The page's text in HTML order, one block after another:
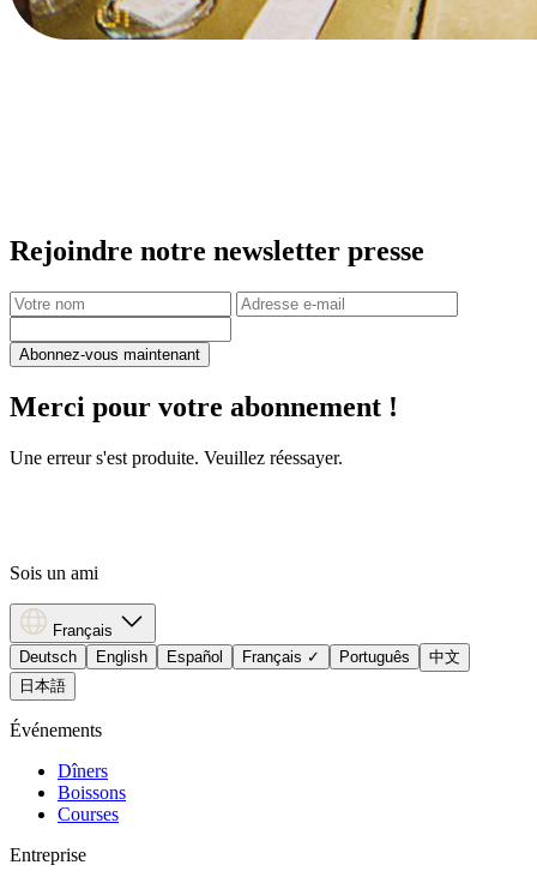
Rejoindre notre newsletter presse
Abonnez-vous maintenant
Merci pour votre abonnement !
Une erreur s'est produite. Veuillez réessayer.
Sois un ami
Français
Deutsch
English Español Français ✓ Português
中文
日本語
Événements
Dîners
Boissons
Courses
Entreprise